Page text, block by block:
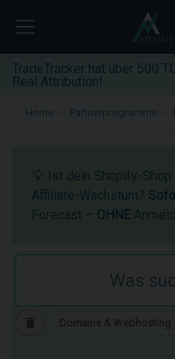
TradeTracker hat über 500
Real Attribution!
Home Partnerprogramme
💡 Ist dein Shopify-Shop
Affiliate-Wachstum?
Forecast – OHNE